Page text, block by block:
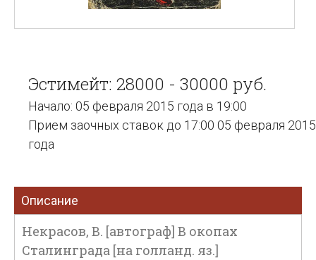
Эстимейт: 28000 - 30000 руб.
Начало: 05 февраля 2015 года в 19:00
Прием заочных ставок до 17:00 05 февраля 2015
года
Описание
Некрасов, В. [автограф] В окопах
Сталинграда [на голланд. яз.]